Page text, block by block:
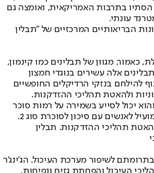
בתרבות האמריקאית, ואומצה גם
עונתי.
הבריאותיים המרכזיים של "תבלין
כאמור, מגוון של תבלינים כמו קינמון,
תבלינים אלה עשירים בנוגדי חמצון
להילחם בנזקי הרדיקלים החופשיים
ולהאטת תהליכי ההזדקנות.
יכול לסייע בשמירה על רמות סוכר
לאנשים עם סיכון לסוכרת סוג 2.
תהליכי ההזדקנות. תבלין
בתרומתם לשיפור מערכת העיכול. הג'ינג'ר